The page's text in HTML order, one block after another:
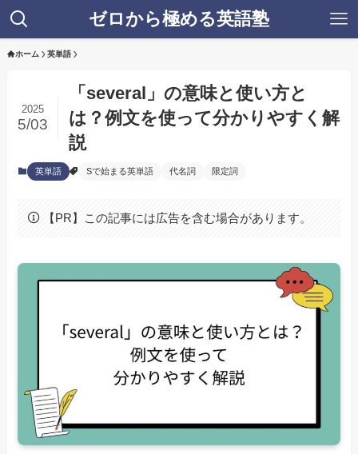
ゼロから極める英語塾
ホーム 英単語
「several」の意味と使い方と
は？例文を使って分かりやすく解
説
2025
5/03
英単語 Sで始まる英単語 代名詞 限定詞
【PR】この記事には広告を含む場合があります。